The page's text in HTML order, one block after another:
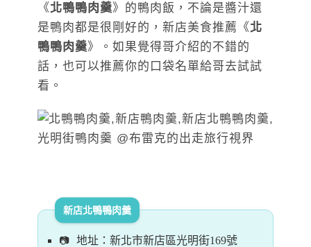
《北鴨鴨肉羹》的鴨肉飯，不論是醬汁還
是鴨肉都是很剛好的，新店美食推薦《北
鴨鴨肉羹》。如果覺得哥介紹的不錯的
話，也可以推薦你的口袋名單給哥去試試
看。
新店北鴨鴨肉羹
地址：新北市新店區光明街169號